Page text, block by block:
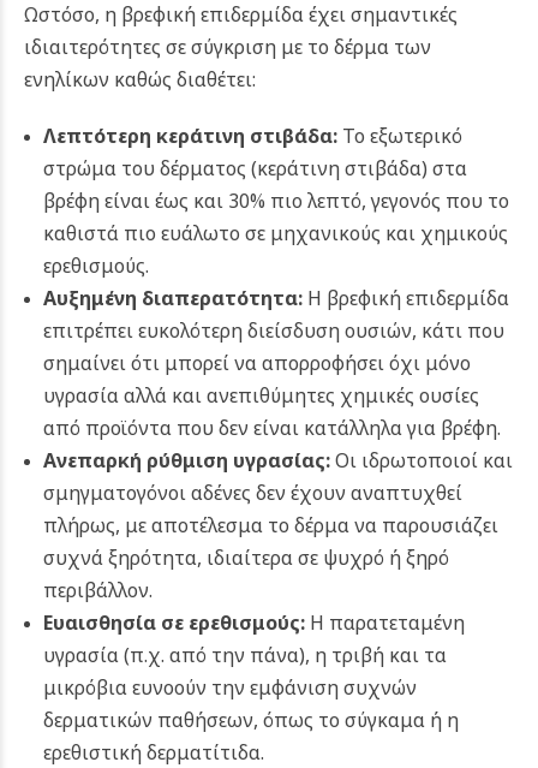
Ωστόσο, η βρεφική επιδερμίδα έχει σημαντικές
ιδιαιτερότητες σε σύγκριση με το δέρμα των
ενηλίκων καθώς διαθέτει:
Λεπτότερη κεράτινη στιβάδα:Το εξωτερικό
στρώμα του δέρματος (κεράτινη στιβάδα) στα
βρέφη είναι έως και 30% πιο λεπτό, γεγονός που το
καθιστά πιο ευάλωτο σε μηχανικούς και χημικούς
ερεθισμούς.
Αυξημένη διαπερατότητα:Η βρεφική επιδερμίδα
επιτρέπει ευκολότερη διείσδυση ουσιών, κάτι που
σημαίνει ότι μπορεί να απορροφήσει όχι μόνο
υγρασία αλλά και ανεπιθύμητες χημικές ουσίες
από προϊόντα που δεν είναι κατάλληλα για βρέφη.
Ανεπαρκή ρύθμιση υγρασίας:Οι ιδρωτοποιοί και
σμηγματογόνοι αδένες δεν έχουν αναπτυχθεί
πλήρως, με αποτέλεσμα το δέρμα να παρουσιάζει
συχνά ξηρότητα, ιδιαίτερα σε ψυχρό ή ξηρό
περιβάλλον.
Ευαισθησία σε ερεθισμούς:Η παρατεταμένη
υγρασία (π.χ. από την πάνα), η τριβή και τα
μικρόβια ευνοούν την εμφάνιση συχνών
δερματικών παθήσεων, όπως το σύγκαμα ή η
ερεθιστική δερματίτιδα.